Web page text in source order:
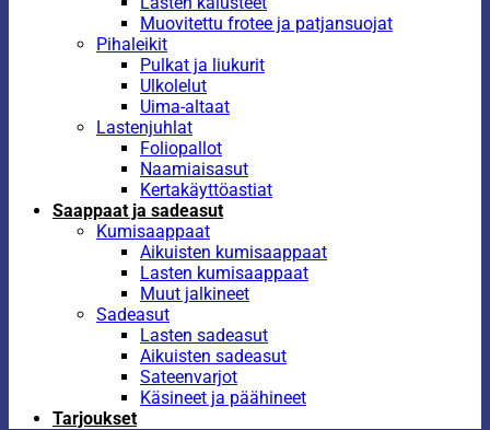
Muovitettu frotee ja patjansuojat
Pihaleikit
Pulkat ja liukurit
Ulkolelut
Uima-altaat
Lastenjuhlat
Foliopallot
Naamiaisasut
Kertakäyttöastiat
Saappaat ja sadeasut
Kumisaappaat
Aikuisten kumisaappaat
Lasten kumisaappaat
Muut jalkineet
Sadeasut
Lasten sadeasut
Aikuisten sadeasut
Sateenvarjot
Käsineet ja päähineet
Tarjoukset